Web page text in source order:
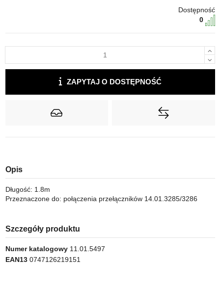
Dostępność
0
ZAPYTAJ O DOSTĘPNOŚĆ
Opis
Długość: 1.8m
Przeznaczone do: połączenia przełączników 14.01.3285/3286
Szczegóły produktu
Numer katalogowy 11.01.5497
EAN13 0747126219151